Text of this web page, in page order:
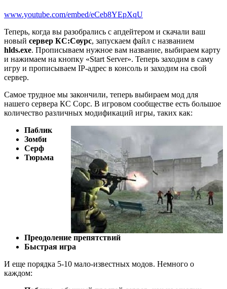
www.youtube.com/embed/eCeb8YEpXqU
Теперь, когда вы разобрались с апдейтером и скачали ваш
новый сервер КС:Cоурс, запускаем файл с названием
hlds.exe. Прописываем нужное вам название, выбираем карту
и нажимаем на кнопку «Start Server». Теперь заходим в саму
игру и прописываем IP-адрес в консоль и заходим на свой
сервер.
Самое трудное мы закончили, теперь выбираем мод для
нашего сервера КС Сорс. В игровом сообществе есть большое
количество различных модификаций игры, таких как:
Паблик
Зомби
Серф
Тюрьма
Преодоление препятствий
Быстрая игра
И еще порядка 5-10 мало-известных модов. Немного о
каждом: